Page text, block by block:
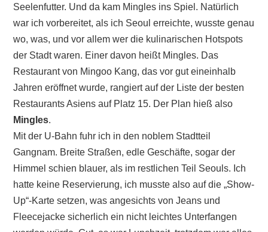
Seelenfutter. Und da kam Mingles ins Spiel. Natürlich
war ich vorbereitet, als ich Seoul erreichte, wusste genau
wo, was, und vor allem wer die kulinarischen Hotspots
der Stadt waren. Einer davon heißt Mingles. Das
Restaurant von Mingoo Kang, das vor gut eineinhalb
Jahren eröffnet wurde, rangiert auf der Liste der besten
Restaurants Asiens auf Platz 15. Der Plan hieß also
Mingles.
Mit der U-Bahn fuhr ich in den noblem Stadtteil
Gangnam. Breite Straßen, edle Geschäfte, sogar der
Himmel schien blauer, als im restlichen Teil Seouls. Ich
hatte keine Reservierung, ich musste also auf die „Show-
Up“-Karte setzen, was angesichts von Jeans und
Fleecejacke sicherlich ein nicht leichtes Unterfangen